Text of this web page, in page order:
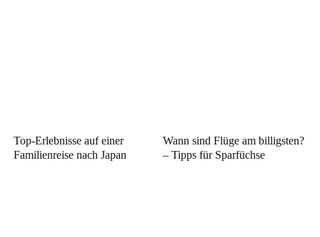
Top-Erlebnisse auf einer
Familienreise nach Japan
Wann sind Flüge am billigsten?
– Tipps für Sparfüchse